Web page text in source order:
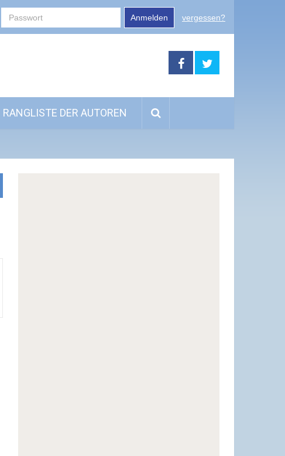
Anmelden vergessen?
RANGLISTE DER AUTOREN